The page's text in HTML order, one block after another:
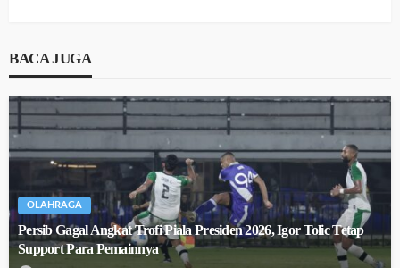
BACA JUGA
OLAHRAGA
Persib Gagal Angkat Trofi Piala Presiden 2026, Igor Tolic Tetap
Support Para Pemainnya